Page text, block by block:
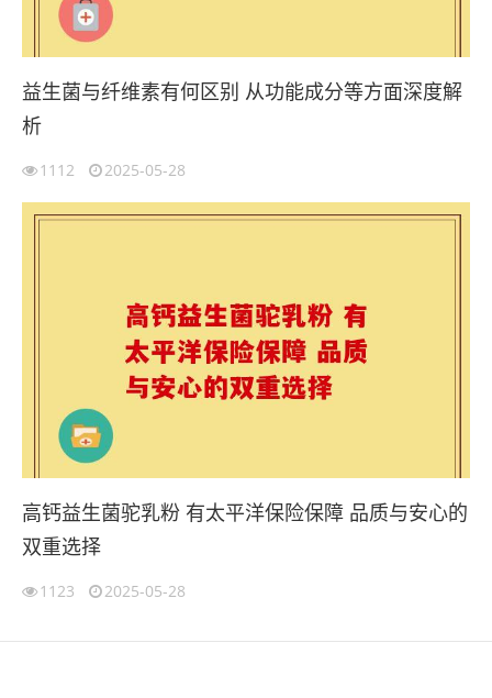
益生菌与纤维素有何区别 从功能成分等方面深度解
析
1112 2025-05-28
高钙益生菌驼乳粉 有太平洋保险保障 品质与安心的
双重选择
1123 2025-05-28